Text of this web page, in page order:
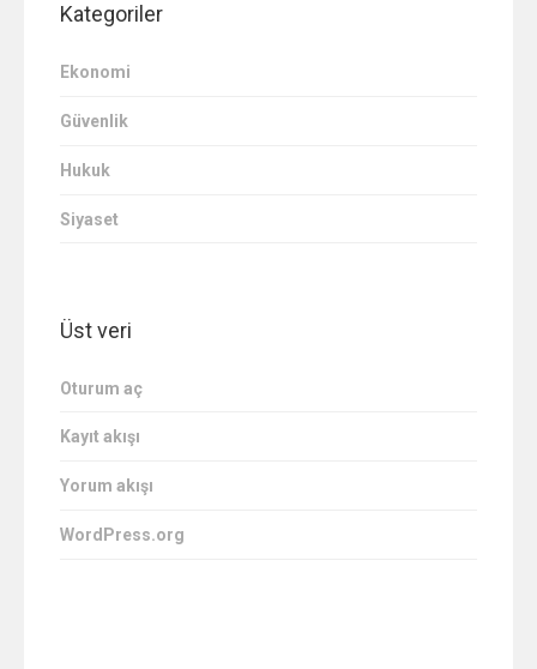
Kategoriler
Ekonomi
Güvenlik
Hukuk
Siyaset
Üst veri
Oturum aç
Kayıt akışı
Yorum akışı
WordPress.org